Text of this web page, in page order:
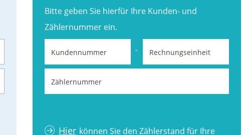
Bitte geben Sie hierfür Ihre Kunden- und
Zählernummer ein.
Kundennummer - Rechnungseinheit
Zählernummer
Hier können Sie den Zählerstand für Ihre